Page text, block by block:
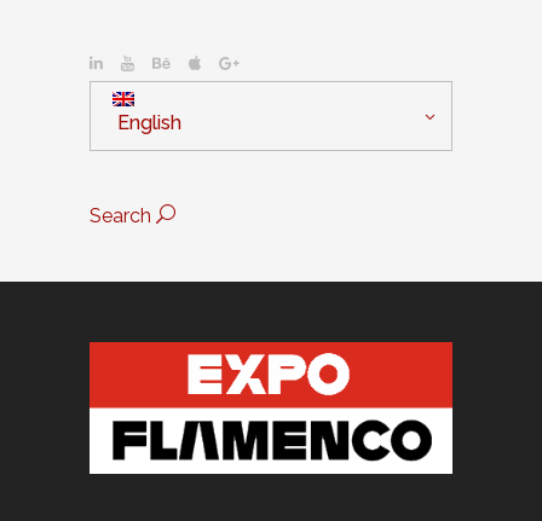
English
Search